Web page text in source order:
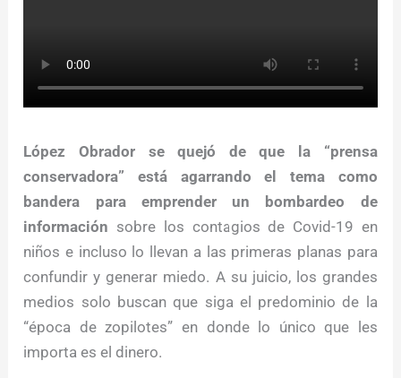
López Obrador se quejó de que la “prensa
conservadora” está agarrando el tema como
bandera para emprender un bombardeo de
información sobre los contagios de Covid-19 en
niños e incluso lo llevan a las primeras planas para
confundir y generar miedo. A su juicio, los grandes
medios solo buscan que siga el predominio de la
“época de zopilotes” en donde lo único que les
importa es el dinero.